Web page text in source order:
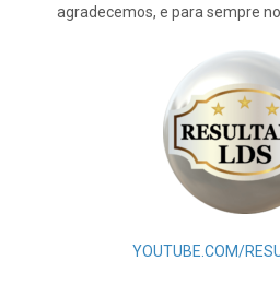
agradecemos, e para sempre
YOUTUBE.COM/